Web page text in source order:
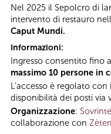
Nel 2025 il Sepolcro di
intervento di restauro
Caput Mundi.
Informazioni:
Ingresso consentito fino
massimo 10 persone in
L’accesso è regolato
disponibilità dei posti via
Organizzazione:
collaborazione con